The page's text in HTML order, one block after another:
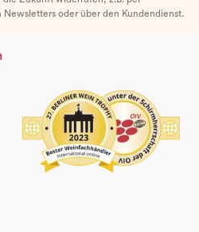
Newsletters oder über den Kundendienst.